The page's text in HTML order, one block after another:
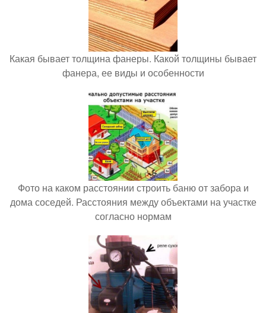
Какая бывает толщина фанеры. Какой толщины бывает
фанера, ее виды и особенности
Фото на каком расстоянии строить баню от забора и
дома соседей. Расстояния между объектами на участке
согласно нормам